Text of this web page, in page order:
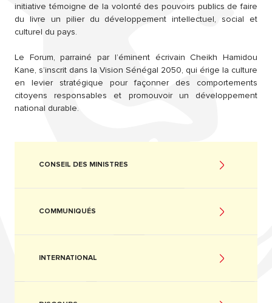
initiative témoigne de la volonté des pouvoirs publics de faire
du livre un pilier du développement intellectuel, social et
culturel du pays.
Le Forum, parrainé par l’éminent écrivain Cheikh Hamidou
Kane, s’inscrit dans la Vision Sénégal 2050, qui érige la culture
en levier stratégique pour façonner des comportements
citoyens responsables et promouvoir un développement
national durable.
CONSEIL DES MINISTRES
COMMUNIQUÉS
INTERNATIONAL